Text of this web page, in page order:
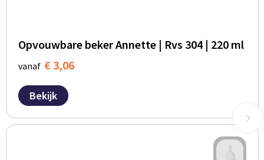
Opvouwbare beker Annette | Rvs 304 | 220 ml
vanaf € 3,06
Bekijk